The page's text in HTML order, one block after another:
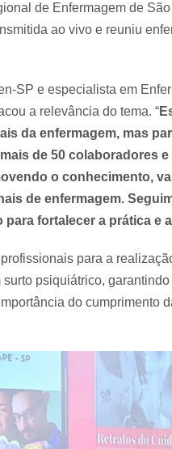
de Enfermagem de
ao vivo e reuniu
SP e especialista em
a relevância do tema. “
da enfermagem, mas
de 50 colaboradores
o conhecimento,
de enfermagem.
fortalecer a prática e
para a
psiquiátrico,
do cumprimento